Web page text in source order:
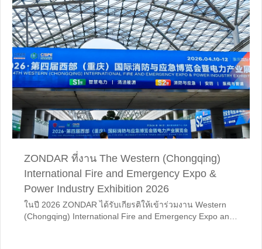
ZONDAR ที่งาน The Western (Chongqing)
International Fire and Emergency Expo &
Power Industry Exhibition 2026
ในปี 2026 ZONDAR ได้รับเกียรติให้เข้าร่วมงาน Western
(Chongqing) International Fire and Emergency Expo and